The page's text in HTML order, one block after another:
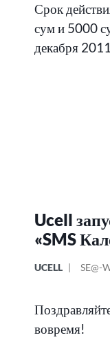
Срок
сум и 5000
декабря
Ucell
«SMS
UCELL SE@-
вовремя!